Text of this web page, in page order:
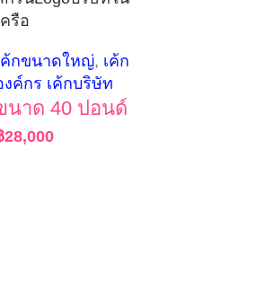
ครือ
ค้กขนาดใหญ่, เค้ก
งค์กร เค้กบริษัท
นาด 40 ปอนด์
28,000